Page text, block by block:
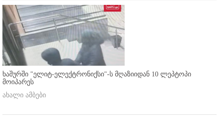
ხაშურში "ელიტ-ელექტრონიქსი"-ს მღაზიიდან 10 ლეპტოპი
მოიპარეს
ახალი ამბები